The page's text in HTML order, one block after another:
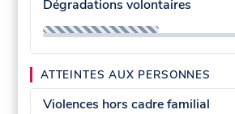
Dégradations volontaires
ATTEINTES AUX PERSONNES
Violences hors cadre familial